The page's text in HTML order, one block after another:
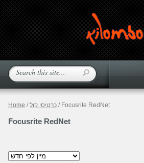
Home /כרטיסי קול / Focusrite RedNet
Focusrite RedNet